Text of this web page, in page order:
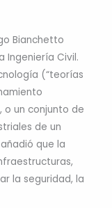
Bianchetto
Ingeniería Civil.
(“teorías
un conjunto de
de un
que la
la seguridad, la